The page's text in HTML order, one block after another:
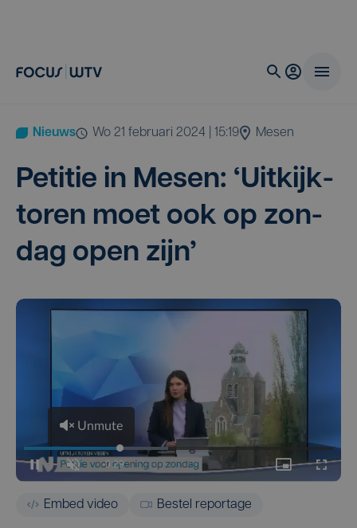
Nieuws wo 21 februari 2024 | 15:19 Mesen
Peti­tie in Mesen: ‘Uit­kijk­
to­ren moet ook op zon­
dag open zijn’
Embed video Bestel reportage